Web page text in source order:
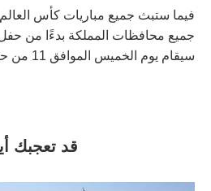
جميع محافظات المملكة بدءًا من حفل
سيقام يوم الخميس الموافق 11 من حزيران.
قد تعجبك